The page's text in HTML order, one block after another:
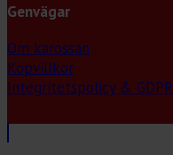
Genvägar
Om karossan
Köpvillkor
Integritetspolicy & GDPR